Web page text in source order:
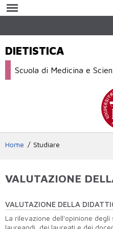
DIETISTICA
Scuola di Medicina e
Home Studiare
VALUTAZIONE
VALUTAZIONE DELLA
La rilevazione dell'opinione